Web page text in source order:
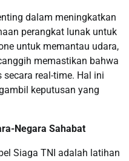
dalam meningkatkan
perangkat lunak untuk
untuk memantau udara,
memastikan bahwa
real-time. Hal ini
keputusan yang
Negara Sahabat
Siaga TNI adalah latihan